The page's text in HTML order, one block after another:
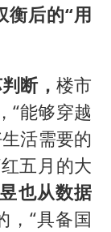
衡后的“用
断， 楼市
“能够穿越
活需要的
五月的大
也从数据
，“具备国